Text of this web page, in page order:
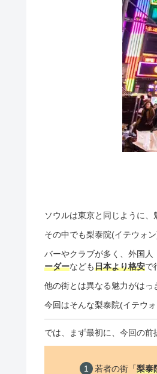
ソウルは東京と同じように
その中でも梨泰院(イテウォ
バーやクラブが多く、外国人
ーダーなども日本より格安で
他の街とは異なる魅力がはっ
今回はそんな梨泰院(イテウ
では、まず最初に、今回の前
若者の街「梨泰